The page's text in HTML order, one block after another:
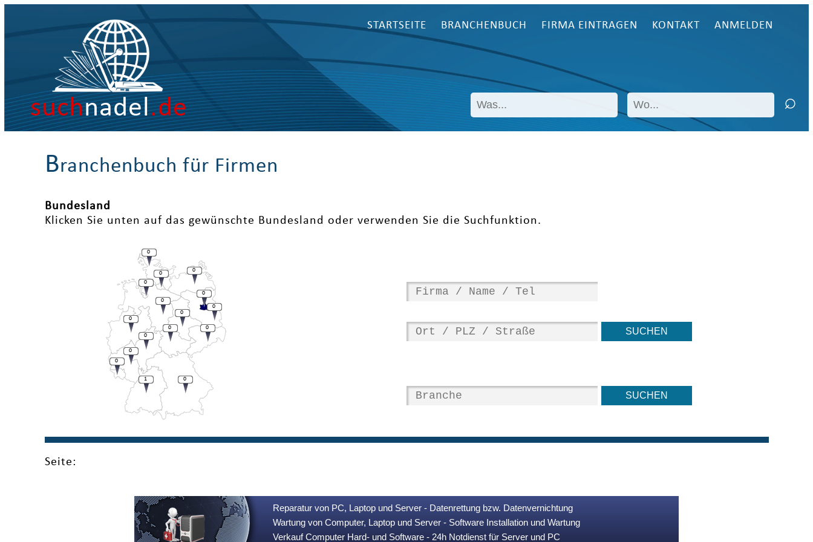
suchnadel.de
STARTSEITE BRANCHENBUCH FIRMA EINTRAGEN KONTAKT ANMELDEN
Branchenbuch für Firmen
Bundesland
Klicken Sie unten auf das gewünschte Bundesland oder verwenden Sie die Suchfunktion.
0
0
0
0
0
0
0
0
0
0
0
0
0
1
0
0
Seite:
Reparatur von PC, Laptop und Server - Datenrettung bzw. Datenvernichtung
Wartung von Computer, Laptop und Server - Software Installation und Wartung
Verkauf Computer Hard- und Software - 24h Notdienst für Server und PC